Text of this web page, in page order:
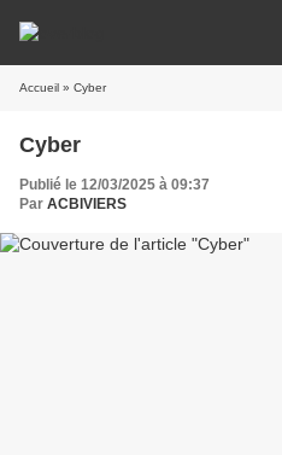
Accueil » Cyber
Cyber
Publié le 12/03/2025 à 09:37
Par ACBIVIERS